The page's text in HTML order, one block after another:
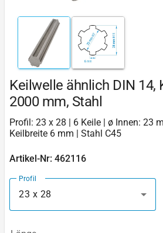
Keilwelle ähnlich DIN 14,
2000 mm, Stahl
Profil: 23 x 28 | 6 Keile | ø Innen: 23
Keilbreite 6 mm | Stahl C45
Artikel-Nr: 462116
Profil
23 x 28